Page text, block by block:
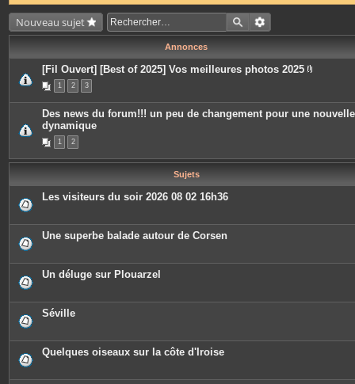
Nouveau sujet
Annonces
[Fil Ouvert] [Best of 2025] Vos meilleures photos 2025
c
e
n
1 2 3
Des news du forum!!! un peu de changement pour une nouvelle
dynamique
1 2
Sujets
Les visiteurs du soir 2026 08 02 16h36
Une superbe balade autour de Corsen
Un déluge sur Plouarzel
Séville
Quelques oiseaux sur la côte d'Iroise